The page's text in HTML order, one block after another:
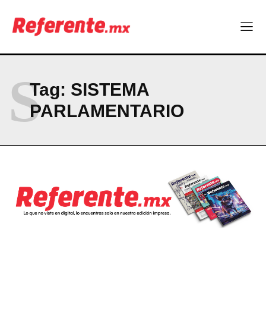
Más escuelas renovadas: fortalecen espacios para el regreso
a clases
Company
ABOUT
PRIVACY POLICY
NEWSLETTER
Tag: SISTEMA
PARLAMENTARIO
S